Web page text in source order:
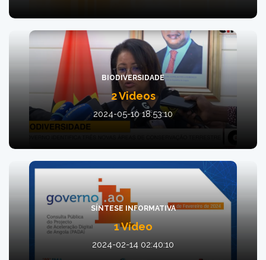
BIODIVERSIDADE
2 Videos
2024-05-10 18:53:10
SÍNTESE INFORMATIVA
1 Vídeo
2024-02-14 02:40:10